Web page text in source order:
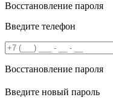
Восстановление пароля
Введите телефон
Восстановление пароля
Введите новый пароль